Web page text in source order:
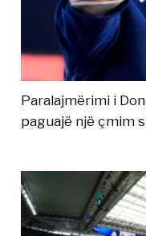
Paralajmërimi i
paguajë një çmim